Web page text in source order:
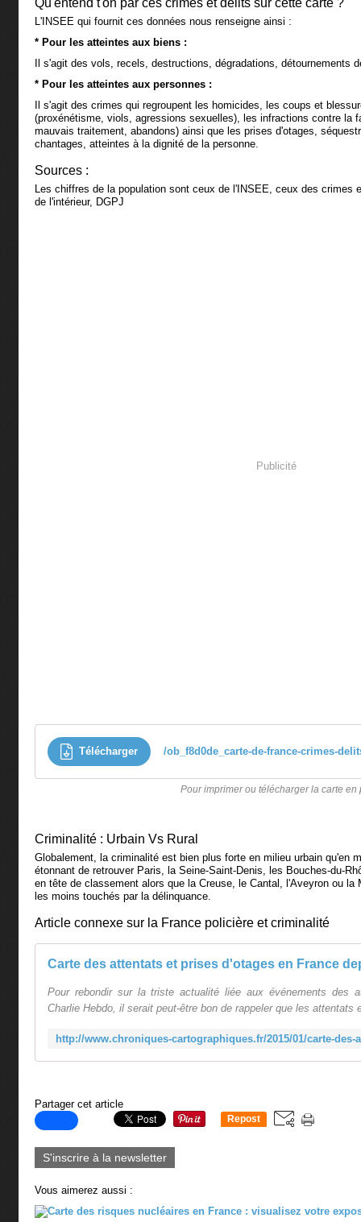
Qu'entend t'on par ces crimes et délits sur cette carte ?
L'INSEE qui fournit ces données nous renseigne ainsi :
* Pour les atteintes aux biens :
Il s'agit des vols, recels, destructions, dégradations, détournements
* Pour les atteintes aux personnes :
Il s'agit des crimes qui regroupent les homicides, les coups et
(proxénétisme, viols, agressions sexuelles), les infractions contre la
mauvais traitement, abandons) ainsi que les prises d'otages,
chantages, atteintes à la dignité de la personne.
Sources :
Les chiffres de la population sont ceux de l'INSEE, ceux des crimes
de l'intérieur, DGPJ
Publicité
Télécharger /ob_f8d0de_carte-de-france-crimes-
Pour imprimer ou télécharger la carte en
Criminalité : Urbain Vs Rural
Globalement, la criminalité est bien plus forte en milieu urbain qu'en
étonnant de retrouver Paris, la Seine-Saint-Denis, les Bouches-du-
en tête de classement alors que la Creuse, le Cantal, l'Aveyron ou la
les moins touchés par la délinquance.
Article connexe sur la France policière et criminalité
Pour rebondir sur la triste actualité liée aux événements des
Charlie Hebdo, il serait peut-être bon de rappeler que les attentats
Partager cet article
Repost
S'inscrire à la newsletter
Vous aimerez aussi :